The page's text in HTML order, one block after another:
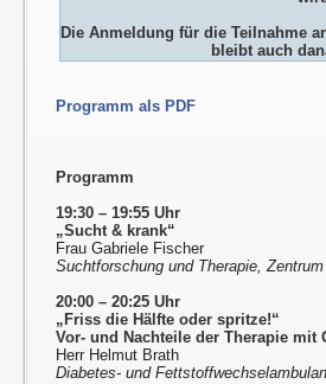
Die Anmeldung für die Teilnahme
bleibt auch
Programm als PDF
Programm
19:30 – 19:55 Uhr
„Sucht & krank“
Frau Gabriele Fischer
Suchtforschung und Therapie,
20:00 – 20:25 Uhr
„Friss die Hälfte oder spritze!“
Vor- und Nachteile der Therapie mit
Herr Helmut Brath
Diabetes- und